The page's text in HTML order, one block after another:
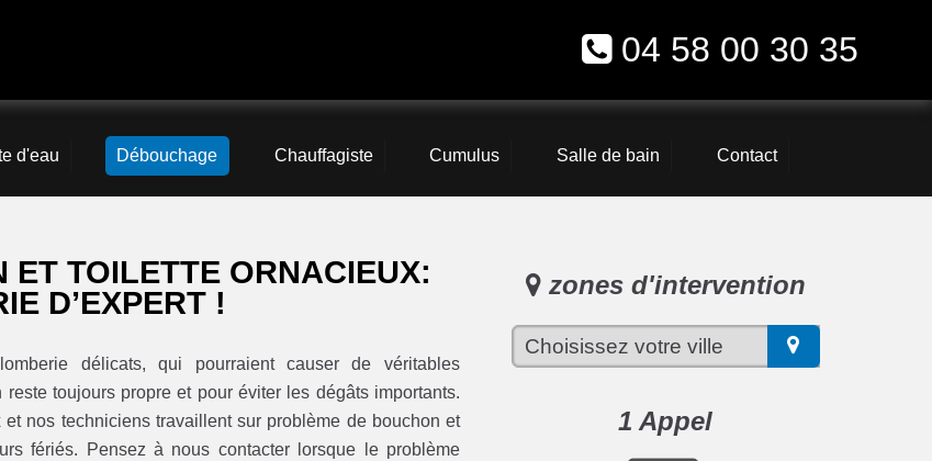
04 58 00 30 35
d'eau Débouchage Chauffagiste Cumulus Salle de bain Contact
TOILETTE ORNACIEUX:
D’EXPERT !
délicats, qui pourraient causer de véritables
toujours propre et pour éviter les dégâts importants.
nos techniciens travaillent sur problème de bouchon et
fériés. Pensez à nous contacter lorsque le problème
zones d'intervention
1 Appel